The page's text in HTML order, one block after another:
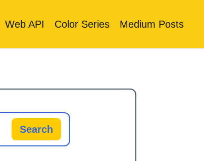
Web API Color Series Medium Posts
Search